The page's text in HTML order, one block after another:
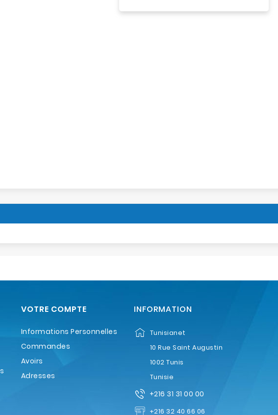
VOTRE COMPTE
Informations Personnelles
Commandes
Avoirs
Adresses
INFORMATION
Tunisianet
10 Rue Saint Augustin
1002 Tunis
Tunisie
+216 31 31 00 00
+216 32 40 66 06